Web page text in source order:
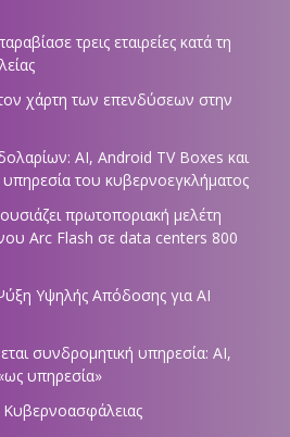
τρεις εταιρείες κατά τη
χάρτη των επενδύσεων στην
AI, Android TV Boxes και
υπηρεσία του κυβερνοεγκλήματος
πρωτοποριακή μελέτη
Arc Flash σε data centers 800
Υψηλής Απόδοσης για AI
συνδρομητική υπηρεσία: AI,
υπηρεσία»